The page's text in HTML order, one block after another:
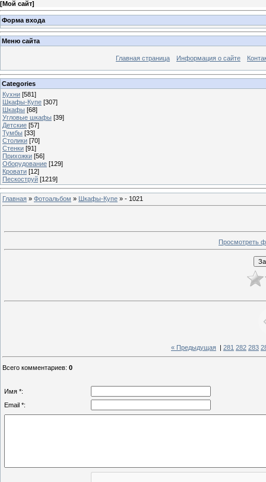
[Мой сайт]
Форма входа
Меню сайта
Главная страница Информация о сайте
Categories
Кухни [581]
Шкафы-Купе [307]
Шкафы [68]
Угловые шкафы [39]
Детские [57]
Тумбы [33]
Столики [70]
Стенки [91]
Прихожки [56]
Оборудование [129]
Кровати [12]
Пескоструй [1219]
Главная » Фотоальбом » Шкафы-Купе » - 1021
Просмотреть
« Предыдущая 281 282 283
Всего комментариев: 0
Имя *:
Email *: